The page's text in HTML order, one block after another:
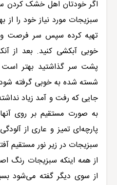
اگر خودتان اهل خشک کردن
سبزیجات مورد نیاز خود را از
تهیه کرده سپس سر فرصت و
خوبی آبکشی کنید. بعد از
پشت سر گذاشتید بهتر است
شسته شده به خوبی گرفته
جایی که رفت و آمد زیاد
به صورت مستقیم بر روی
پارچه‌ای تمیز و عاری از
سبزیجات در زیر نور
از همه اینکه سبزیجات رنگ
از سوی دیگر گفته می‌شود